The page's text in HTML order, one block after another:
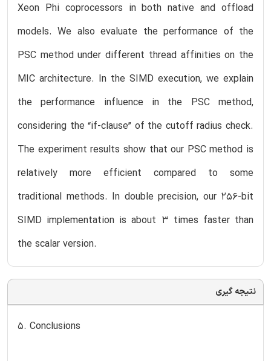
Xeon Phi coprocessors in both native and offload
models. We also evaluate the performance of the
PSC method under different thread affinities on the
MIC architecture. In the SIMD execution, we explain
the performance influence in the PSC method,
considering the “if-clause” of the cutoff radius check.
The experiment results show that our PSC method is
relatively more efficient compared to some
traditional methods. In double precision, our 256-bit
SIMD implementation is about 3 times faster than
the scalar version.
نتیجه گیری
5. Conclusions